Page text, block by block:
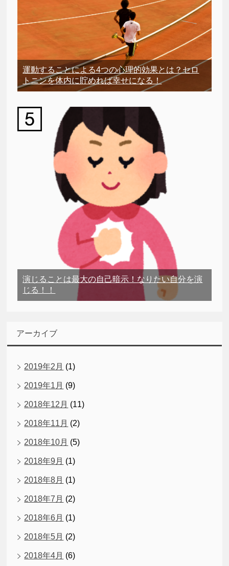
運動することによる4つの心理的効果とは？セロ
トニンを体内に貯めれば幸せになる！
演じることは最大の自己暗示！なりたい自分を演
じる！！
アーカイブ
2019年2月 (1)
2019年1月 (9)
2018年12月 (11)
2018年11月 (2)
2018年10月 (5)
2018年9月 (1)
2018年8月 (1)
2018年7月 (2)
2018年6月 (1)
2018年5月 (2)
2018年4月 (6)